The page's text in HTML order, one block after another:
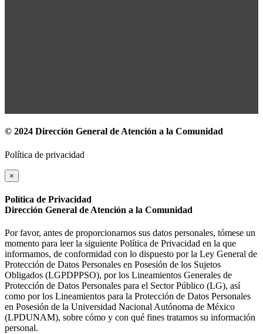
© 2024 Dirección General de Atención a la Comunidad
Política de privacidad
×
Política de Privacidad
Dirección General de Atención a la Comunidad
Por favor, antes de proporcionarnos sus datos personales, tómese un
momento para leer la siguiente Política de Privacidad en la que
informamos, de conformidad con lo dispuesto por la Ley General de
Protección de Datos Personales en Posesión de los Sujetos
Obligados (LGPDPPSO), por los Lineamientos Generales de
Protección de Datos Personales para el Sector Público (LG), así
como por los Lineamientos para la Protección de Datos Personales
en Posesión de la Universidad Nacional Autónoma de México
(LPDUNAM), sobre cómo y con qué fines tratamos su información
personal.